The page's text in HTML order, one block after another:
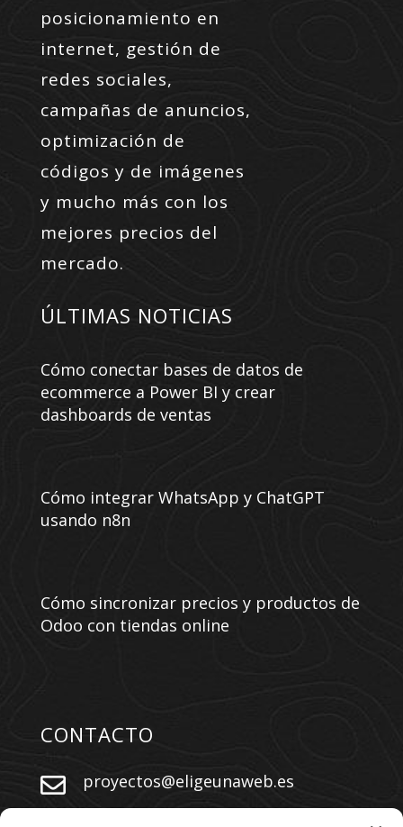
posicionamiento en
internet, gestión de
redes sociales,
campañas de anuncios,
optimización de
códigos y de imágenes
y mucho más con los
mejores precios del
mercado.
ÚLTIMAS NOTICIAS
Cómo conectar bases de datos de
ecommerce a Power BI y crear
dashboards de ventas
Cómo integrar WhatsApp y ChatGPT
usando n8n
Cómo sincronizar precios y productos de
Odoo con tiendas online
CONTACTO
 proyectos@eligeunaweb.es